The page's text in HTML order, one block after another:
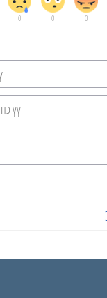
0 0 0